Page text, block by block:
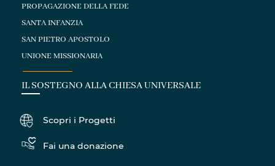
PROPAGAZIONE DELLA FEDE
SANTA INFANZIA
SAN PIETRO APOSTOLO
UNIONE MISSIONARIA
IL SOSTEGNO ALLA CHIESA UNIVERSALE
Scopri i Progetti
Fai una donazione